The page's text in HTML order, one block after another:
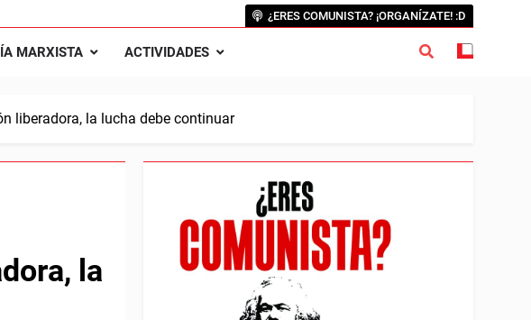
MARXISTA ACTIVIDADES
¿ERES COMUNISTA? ¡ORGANÍZATE! :D
liberadora, la lucha debe continuar
la